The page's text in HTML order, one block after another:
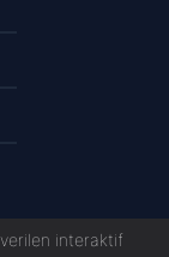
interaktif